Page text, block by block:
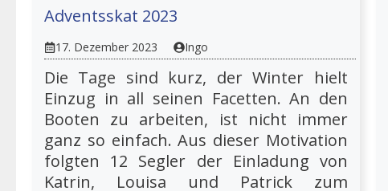
Adventsskat 2023
17. Dezember 2023 Ingo
Die Tage sind kurz, der Winter hielt
Einzug in all seinen Facetten. An den
Booten zu arbeiten, ist nicht immer
ganz so einfach. Aus dieser Motivation
folgten 12 Segler der Einladung von
Katrin, Louisa und Patrick zum